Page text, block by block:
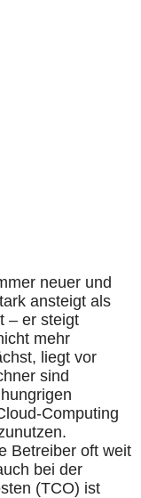
neuer und
ansteigt als
– er steigt
mehr
liegt vor
sind
Computing
Betreiber oft weit
bei der
(TCO) ist